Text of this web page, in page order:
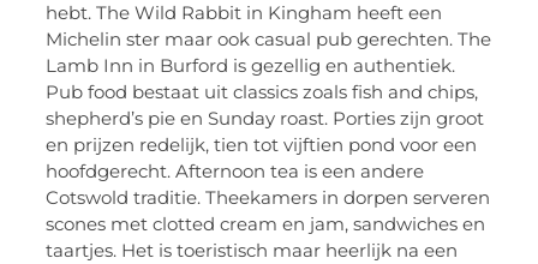
hebt. The Wild Rabbit in Kingham heeft een
Michelin ster maar ook casual pub gerechten. The
Lamb Inn in Burford is gezellig en authentiek.
Pub food bestaat uit classics zoals fish and chips,
shepherd’s pie en Sunday roast. Porties zijn groot
en prijzen redelijk, tien tot vijftien pond voor een
hoofdgerecht. Afternoon tea is een andere
Cotswold traditie. Theekamers in dorpen serveren
scones met clotted cream en jam, sandwiches en
taartjes. Het is toeristisch maar heerlijk na een